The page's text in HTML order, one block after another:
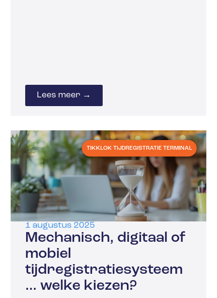
Lees meer →
TIKKLOK TIJDREGISTRATIE TERMINAL
1 augustus 2025
Mechanisch, digitaal of
mobiel
tijdregistratiesysteem
… welke kiezen?